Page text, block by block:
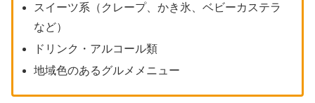
スイーツ系（クレープ、かき氷、ベビーカステラ
など）
ドリンク・アルコール類
地域色のあるグルメメニュー